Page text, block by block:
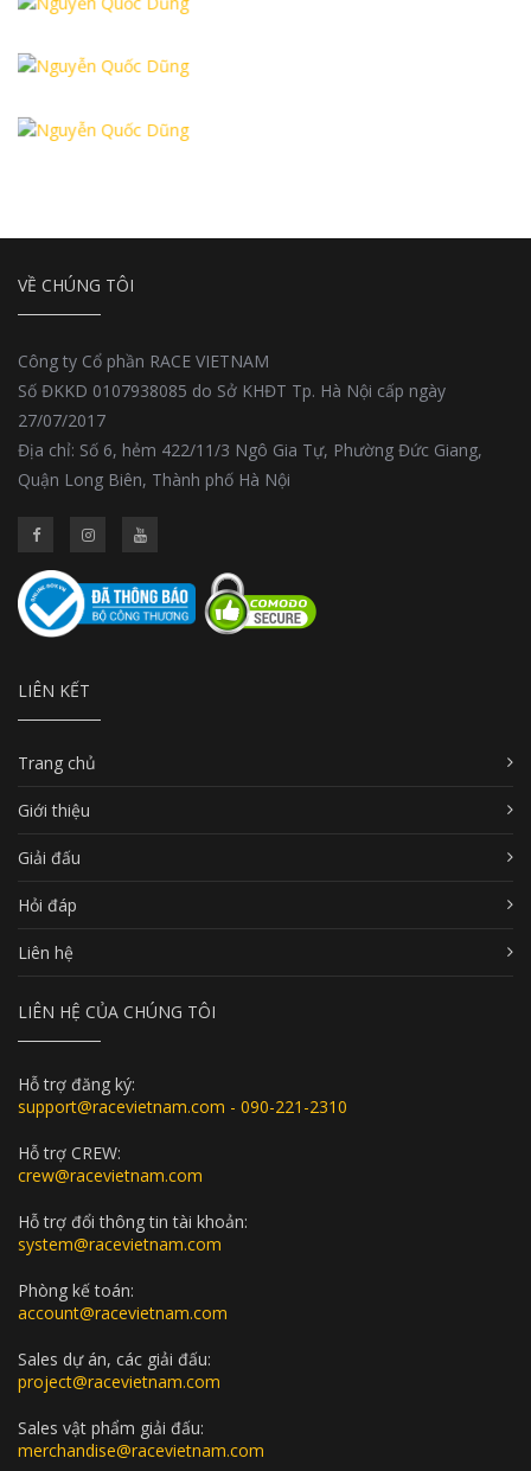
VỀ CHÚNG TÔI
Công ty Cổ phần RACE VIETNAM
Số ĐKKD 0107938085 do Sở KHĐT Tp. Hà Nội cấp ngày
27/07/2017
Địa chỉ: Số 6, hẻm 422/11/3 Ngô Gia Tự, Phường Đức Giang,
Quận Long Biên, Thành phố Hà Nội
LIÊN KẾT
Trang chủ
Giới thiệu
Giải đấu
Hỏi đáp
Liên hệ
LIÊN HỆ CỦA CHÚNG TÔI
Hỗ trợ đăng ký:
support@racevietnam.com - 090-221-2310
Hỗ trợ CREW:
crew@racevietnam.com
Hỗ trợ đổi thông tin tài khoản:
system@racevietnam.com
Phòng kế toán:
account@racevietnam.com
Sales dự án, các giải đấu:
project@racevietnam.com
Sales vật phẩm giải đấu:
merchandise@racevietnam.com